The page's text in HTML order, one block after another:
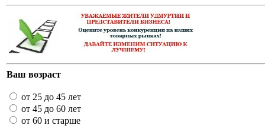
Ваш возраст
от 25 до 45 лет
от 45 до 60 лет
от 60 и старше